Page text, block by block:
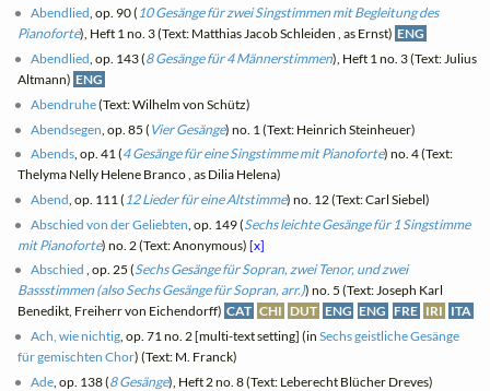
Abendlied, op. 90 ( 10 Gesänge für zwei Singstimmen mit Begleitung des
Pianoforte), Heft 1 no. 3 (Text: Matthias Jacob Schleiden , as Ernst) ENG
Abendlied, op. 143 (8 Gesänge für 4 Männerstimmen), Heft 1 no. 3 (Text: Julius
Altmann) ENG
Abendruhe(Text: Wilhelm von Schütz)
Abendsegen , op. 85 ( Vier Gesänge) no. 1 (Text: Heinrich Steinheuer)
Abends, op. 41 (4 Gesänge für eine Singstimme mit Pianoforte) no. 4 (Text:
Thelyma Nelly Helene Branco , as Dilia Helena)
Abend , op. 111 ( 12 Lieder für eine Altstimme) no. 12 (Text: Carl Siebel)
Abschied von der Geliebten , op. 149 (Sechs leichte Gesänge für 1 Singstimme
mit Pianoforte) no. 2 (Text: Anonymous)[x]
Abschied, op. 25 (Sechs Gesänge für Sopran, zwei Tenor, und zwei
Bassstimmen (also Sechs Gesänge für Sopran, arr.)) no. 5 (Text: Joseph Karl
Benedikt, Freiherr von Eichendorff) CAT CHI DUT ENG ENG FRE IRI ITA
Ach, wie nichtig , op. 71 no. 2 [multi-text setting] (inSechs geistliche Gesänge
für gemischten Chor) (Text: M. Franck)
Ade , op. 138 (8 Gesänge), Heft 2 no. 8 (Text: Leberecht Blücher Dreves)